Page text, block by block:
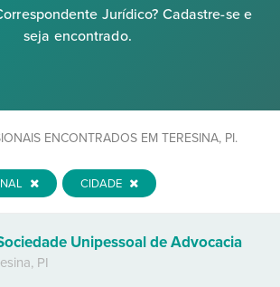
Jurídico? Cadastre-se e
seja encontrado.
ENCONTRADOS EM TERESINA, PI.
CIDADE
Unipessoal de Advocacia
, PI